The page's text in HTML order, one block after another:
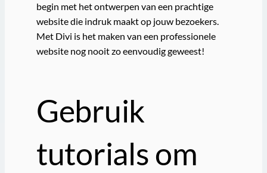
begin met het ontwerpen van een prachtige
website die indruk maakt op jouw bezoekers.
Met Divi is het maken van een professionele
website nog nooit zo eenvoudig geweest!
Gebruik
tutorials om